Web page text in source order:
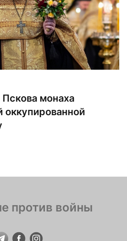
Пскова монаха
оккупированной
против войны